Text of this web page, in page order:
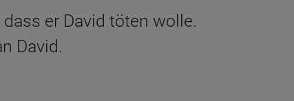
er David töten wolle.
David.